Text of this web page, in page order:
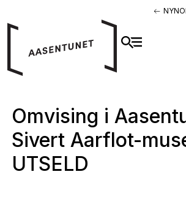
Omvising i
Sivert Aarflot-
UTSELD